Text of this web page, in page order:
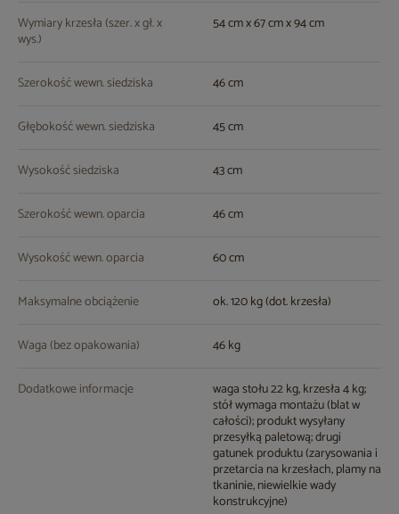
Wymiary krzesła (szer. x gł. x
wys.)
54 cm x 67 cm x 94 cm
Szerokość wewn. siedziska 46 cm
Głębokość wewn. siedziska 45 cm
Wysokość siedziska 43 cm
Szerokość wewn. oparcia 46 cm
Wysokość wewn. oparcia 60 cm
Maksymalne obciążenie ok. 120 kg (dot. krzesła)
Waga (bez opakowania) 46 kg
Dodatkowe informacje waga stołu 22 kg, krzesła 4 kg;
stół wymaga montażu (blat w
całości); produkt wysyłany
przesyłką paletową; drugi
gatunek produktu (zarysowania i
przetarcia na krzesłach, plamy na
tkaninie, niewielkie wady
konstrukcyjne)